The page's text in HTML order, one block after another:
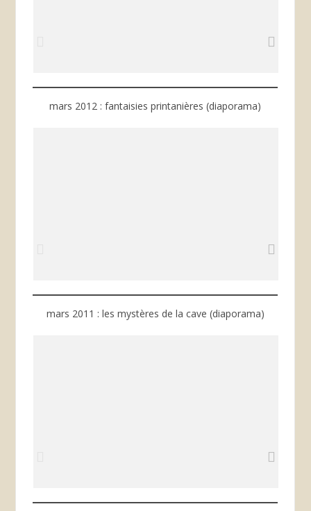
mars 2012 : fantaisies printanières (diaporama)
mars 2011 : les mystères de la cave (diaporama)